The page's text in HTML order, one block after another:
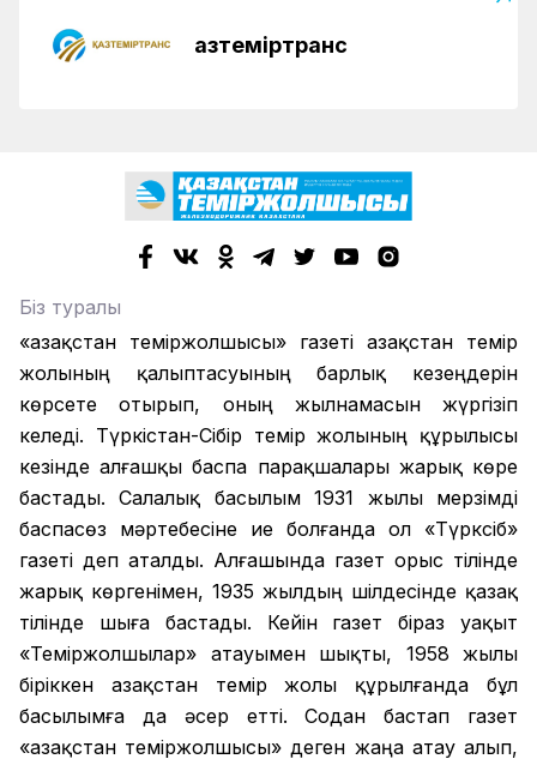
Қазтеміртранс
Біз туралы
«Қазақстан теміржолшысы» газеті Қазақстан темір
жолының қалыптасуының барлық кезеңдерін
көрсете отырып, оның жылнамасын жүргізіп
келеді. Түркістан-Сібір темір жолының құрылысы
кезінде алғашқы баспа парақшалары жарық көре
бастады. Салалық басылым 1931 жылы мерзімді
баспасөз мәртебесіне ие болғанда ол «Түрксіб»
газеті деп аталды. Алғашында газет орыс тілінде
жарық көргенімен, 1935 жылдың шілдесінде қазақ
тілінде шыға бастады. Кейін газет біраз уақыт
«Теміржолшылар» атауымен шықты, 1958 жылы
біріккен Қазақстан темір жолы құрылғанда бұл
басылымға да әсер етті. Содан бастап газет
«Қазақстан теміржолшысы» деген жаңа атау алып,